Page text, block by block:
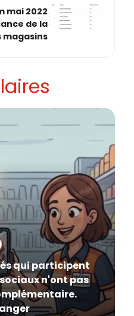
mai 2022
de la
magasins
qui participent
n'ont pas